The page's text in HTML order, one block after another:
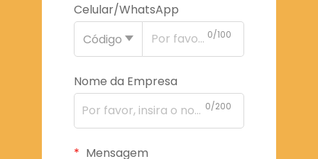
Celular/WhatsApp
Código
0/100
Nome da Empresa
0/200
Mensagem